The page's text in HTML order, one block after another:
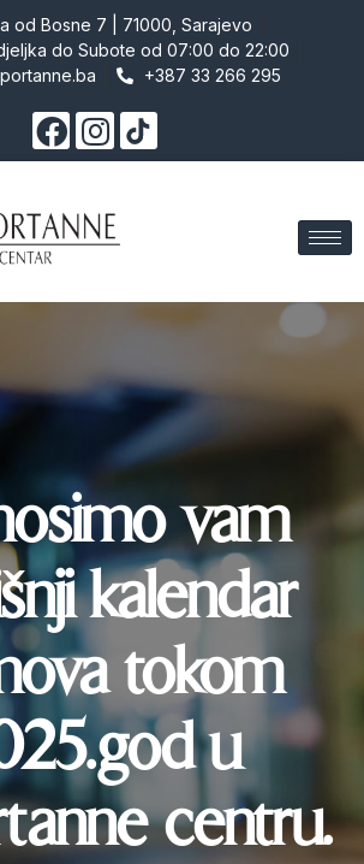
od Bosne 7 | 71000, Sarajevo
do Subote od 07:00 do 22:00
+387 33 266 295
vam
kalendar
tokom
u
centru.